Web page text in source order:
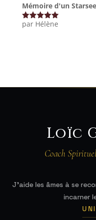
Mémoire d'un
Note5sur
par Hélène
Loïc
Coach
J'aide les âmes à se
incarner